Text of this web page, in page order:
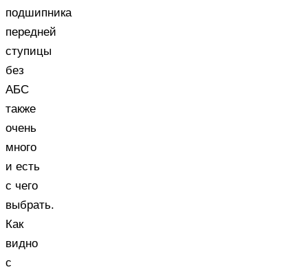
подшипника
передней
ступицы
без
АБС
также
очень
много
и есть
с чего
выбрать.
Как
видно
с